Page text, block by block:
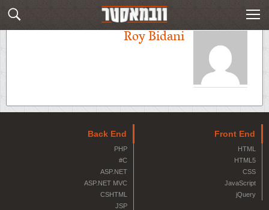
Roy Bidani
Front End
HTML
HTML5
CSS
JavaScript
jQuery
Back End
PHP
C#
ASP.NET
ASP.NET MVC
CSHTML
JSP